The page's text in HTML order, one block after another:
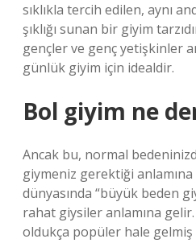
sıklıkla tercih edilen, aynı
şıklığı sunan bir giyim
gençler ve genç yetişkinler
günlük giyim için idealdir.
Bol giyim ne
Ancak bu, normal
giymeniz gerektiği anlamına
dünyasında “büyük beden
rahat giysiler anlamına
oldukça popüler hale gelmiş